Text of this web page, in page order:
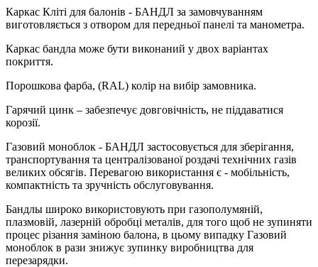
Каркас Кліті для балонів - БАНДЛ за замовчуванням
виготовляється з отвором для передньої панелі та манометра.
Каркас бандла може бути виконаний у двох варіантах
покриття.
Порошкова фарба, (RAL) колір на вибір замовника.
Гарячий цинк – забезпечує довговічність, не піддаватися
корозії.
Газовий моноблок - БАНДЛ застосовується для зберігання,
транспортування та централізованої роздачі технічних газів
великих обсягів. Перевагою використання є - мобільність,
компактність та зручність обслуговування.
Бандлы широко використовують при газополумяній,
плазмовій, лазерній обробці металів, для того щоб не зупиняти
процес різання заміною балона, в цьому випадку Газовий
моноблок в рази знижує зупинку виробництва для
перезарядки.